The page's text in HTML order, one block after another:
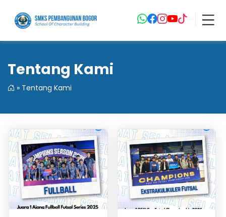
Tentang Kami
» Tentang Kami